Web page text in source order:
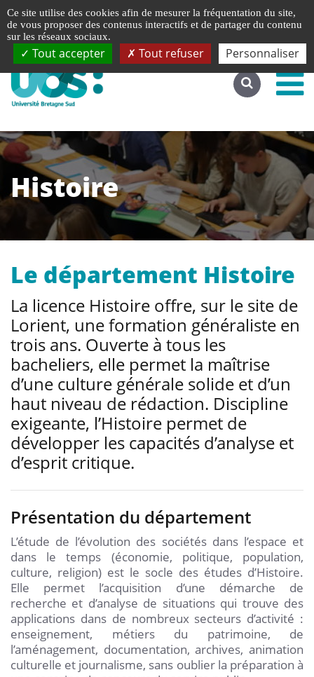
Accéder au site complet
Histoire
Le département Histoire
La licence Histoire offre, sur le site de
Lorient, une formation généraliste en
trois ans. Ouverte à tous les
bacheliers, elle permet la maîtrise
d’une culture générale solide et d’un
haut niveau de rédaction. Discipline
exigeante, l’Histoire permet de
développer les capacités d’analyse et
d’esprit critique.
Présentation du département
L’étude de l’évolution des sociétés dans l’espace et
dans le temps (économie, politique, population,
culture, religion) est le socle des études d’Histoire.
Elle permet l’acquisition d’une démarche de
recherche et d’analyse de situations qui trouve des
applications dans de nombreux secteurs d’activité :
enseignement, métiers du patrimoine, de
l’aménagement, documentation, archives, animation
culturelle et journalisme, sans oublier la préparation à
Ce site utilise des cookies afin de mesurer la fréquentation du site,
de vous proposer des contenus interactifs et de partager du contenu
sur les réseaux sociaux.
Tout accepter Tout refuser Personnaliser